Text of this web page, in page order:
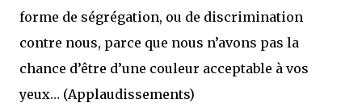
forme de ségrégation, ou de discrimination
contre nous, parce que nous n’avons pas la
chance d’être d’une couleur acceptable à vos
yeux… (Applaudissements)